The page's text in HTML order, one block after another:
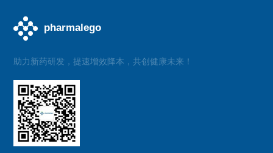
助力新药研发，提速增效降本，共创健康未来！